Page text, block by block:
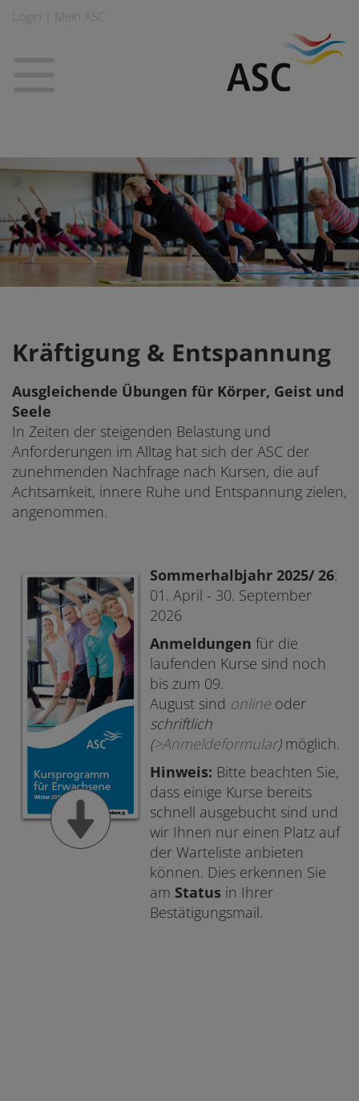
Login | Mein ASC
Kräftigung & Entspannung
Ausgleichende Übungen für Körper, Geist und
Seele
In Zeiten der steigenden Belastung und
Anforderungen im Alltag hat sich der ASC der
zunehmenden Nachfrage nach Kursen, die auf
Achtsamkeit, innere Ruhe und ­Entspannung zielen,
angenommen.
Sommerhalbjahr 2025/ 26:
01. April - 30. September
2026
Anmeldungen für die
laufenden Kurse sind noch
bis zum 09.
August sind online oder
schriftlich
(>Anmeldeformular) möglich.
Hinweis: Bitte beachten Sie,
dass einige Kurse bereits
schnell ausgebucht sind und
wir Ihnen nur einen Platz auf
der Warteliste anbieten
können. Dies erkennen Sie
am Status in Ihrer
Bestätigungsmail.